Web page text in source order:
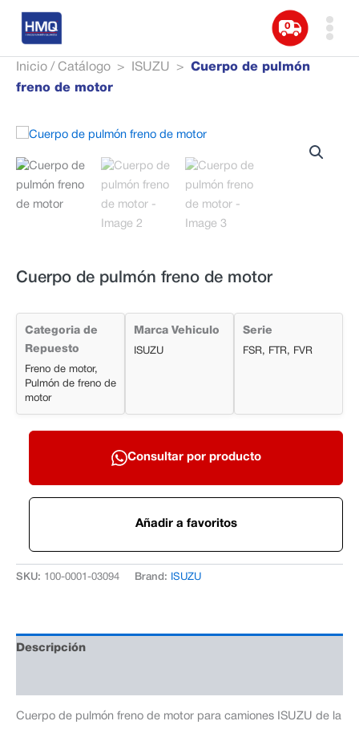
☰
0
Inicio / Catálogo > ISUZU >
Cuerpo de pulmón
freno de motor
Cuerpo de pulmón freno de motor
Categoria de
Repuesto
Freno de motor,
Pulmón de freno de
motor
Marca Vehiculo
ISUZU
Serie
FSR, FTR, FVR
Consultar por producto
Añadir a favoritos
SKU: 100-0001-03094 Brand: ISUZU
Descripción
Cuerpo de pulmón freno de motor para camiones ISUZU de la